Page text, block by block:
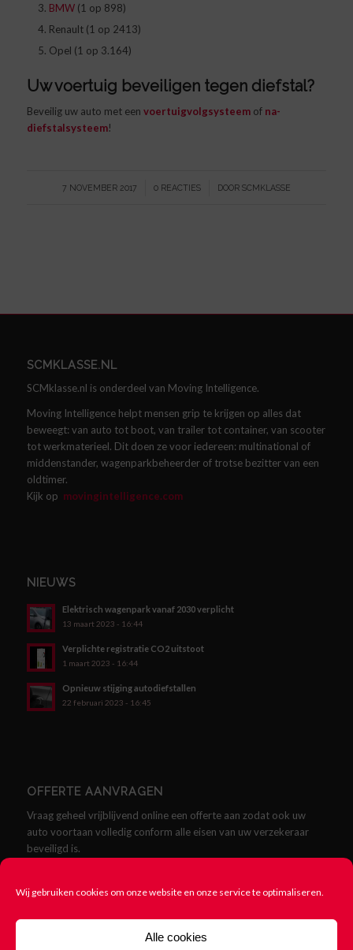
Wij gebruiken cookies om onze website en onze service te optimaliseren.
Alle cookies
BMW(1 op 898)
Renault (1 op 2413)
Opel (1 op 3.164)
Uw voertuig beveiligen tegen diefstal?
Beveilig uw auto met een voertuigvolgsysteemof na-
diefstalsysteem!
7 NOVEMBER 2017
/ 0 REACTIES
/ DOOR SCMKLASSE
SCMKLASSE.NL
SCMklasse.nl is onderdeel van Moving Intelligence.
Moving Intelligence helpt mensen grip te krijgen op alles dat
beweegt: van auto tot boot, van trailer tot container, van scooter
tot werkmaterieel. Dit doen ze voor iedereen: multinational of
middenstander, wagenparkbeheerder of trotse bezitter van een
oldtimer.
Kijk op movingintelligence.com
NIEUWS
Elektrisch wagenpark vanaf 2030 verplicht
13 maart 2023 - 16:44
Verplichte registratie CO2 uitstoot
1 maart 2023 - 16:44
Opnieuw stijging autodiefstallen
22 februari 2023 - 16:45
OFFERTE AANVRAGEN
Vraag geheel vrijblijvend online een offerte aan zodat ook uw
auto voortaan volledig conform alle eisen van uw verzekeraar
beveiligd is.